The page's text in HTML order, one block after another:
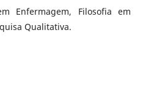
Enfermagem, Filosofia em
Qualitativa.